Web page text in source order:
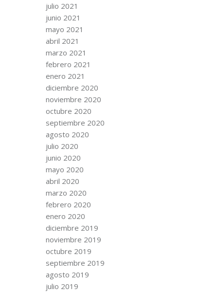
julio 2021
junio 2021
mayo 2021
abril 2021
marzo 2021
febrero 2021
enero 2021
diciembre 2020
noviembre 2020
octubre 2020
septiembre 2020
agosto 2020
julio 2020
junio 2020
mayo 2020
abril 2020
marzo 2020
febrero 2020
enero 2020
diciembre 2019
noviembre 2019
octubre 2019
septiembre 2019
agosto 2019
julio 2019